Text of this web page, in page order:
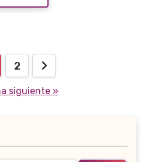
2
siguiente »